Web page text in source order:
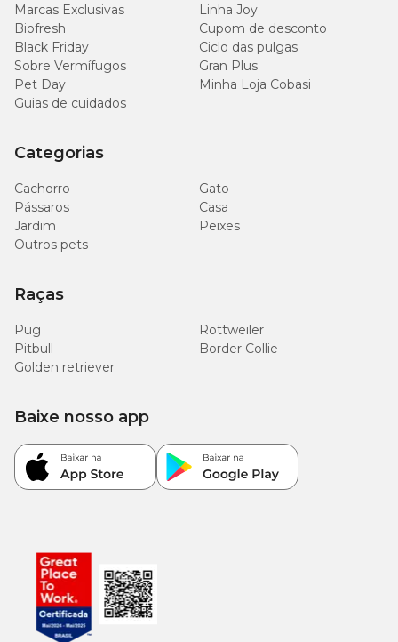
Marcas Exclusivas
Linha Joy
Biofresh
Cupom de desconto
Black Friday
Ciclo das pulgas
Sobre Vermífugos
Gran Plus
Pet Day
Minha Loja Cobasi
Guias de cuidados
Categorias
Cachorro
Gato
Pássaros
Casa
Jardim
Peixes
Outros pets
Raças
Pug
Rottweiler
Pitbull
Border Collie
Golden retriever
Baixe nosso app